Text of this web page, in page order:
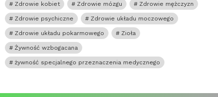
Zdrowie kobiet Zdrowie mózgu Zdrowie mężczyzn
Zdrowie psychiczne Zdrowie układu moczowego
Zdrowie układu pokarmowego Zioła
Żywność wzbogacana
żywność specjalnego przeznaczenia medycznego